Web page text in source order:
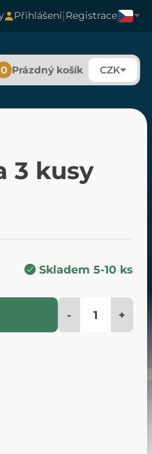
Přihlášení|Registrace
0 Prázdný košík CZK
3 kusy
Skladem 5-10 ks
- +